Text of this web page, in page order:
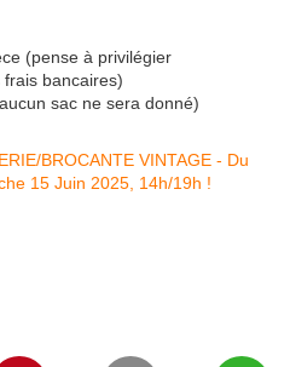
(pense à privilégier
bancaires)
sac ne sera donné)